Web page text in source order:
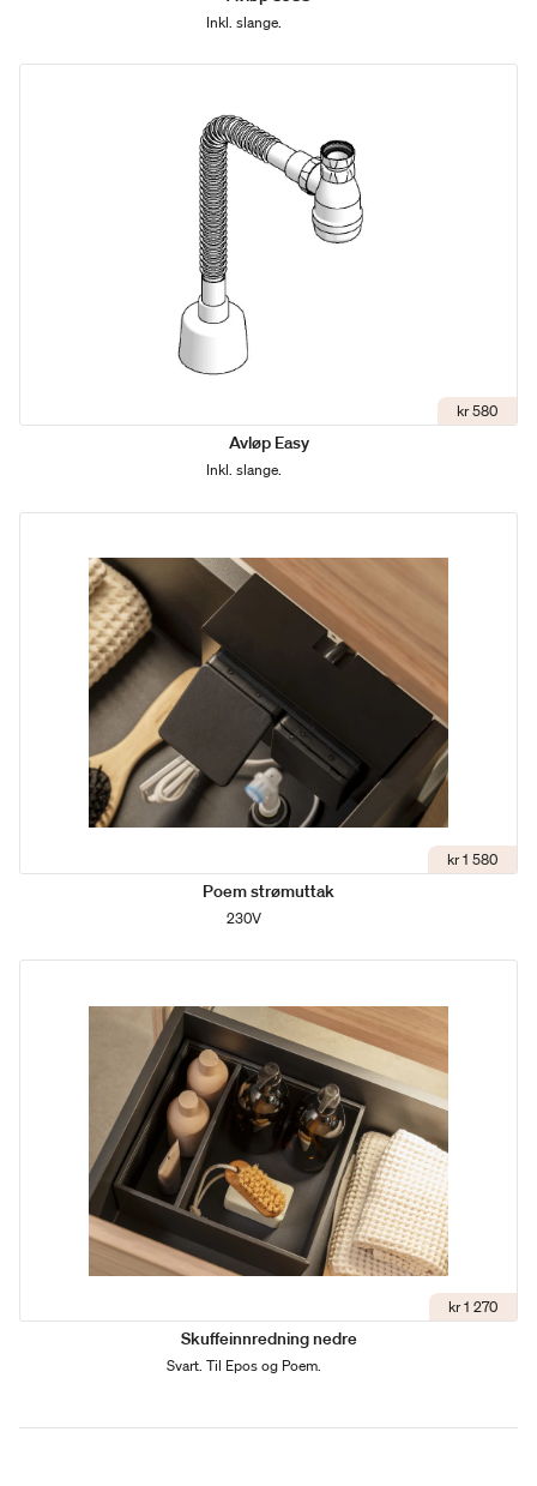
Inkl. slange.
kr 580
Avløp Easy
Inkl. slange.
kr 1 580
Poem strømuttak
230V
kr 1 270
Skuffeinnredning nedre
Svart. Til Epos og Poem.